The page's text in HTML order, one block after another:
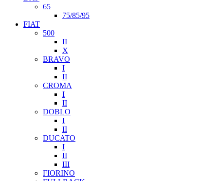
65
75/85/95
FIAT
500
II
X
BRAVO
I
II
CROMA
I
II
DOBLO
I
II
DUCATO
I
II
III
FIORINO